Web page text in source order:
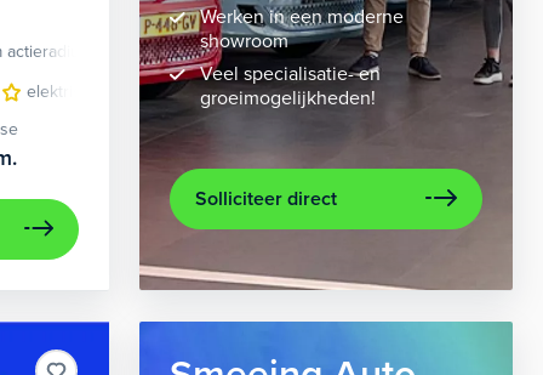
lichtmetalen velgen 10-spaaks 21" metaalkleur
Elektrisch
elektrisch glazen panorama-dak lederen bekleding
Werken in een moderne
showroom
Veel specialisatie- en
groeimogelijkheden!
Solliciteer direct